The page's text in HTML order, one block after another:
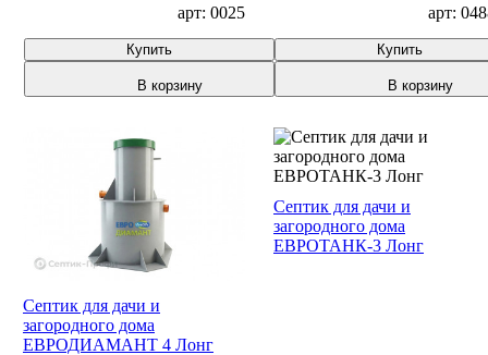
арт: 0025
Купить
В корзину
арт:
Купить
В корзину
Септик для дачи и
загородного дома
ЕВРОДИАМАНТ 4 Лонг
Септик для дачи и
загородного дома
ЕВРОТАНК-3 Лонг